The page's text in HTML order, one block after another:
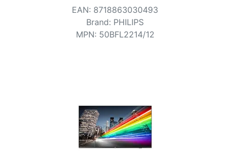
EAN: 8718863030493
Brand: PHILIPS
MPN: 50BFL2214/12